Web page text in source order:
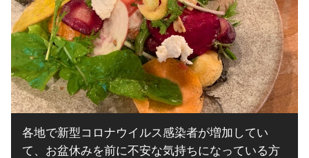
各地で新型コロナウイルス感染者が増加してい
て、お盆休みを前に不安な気持ちになっている方